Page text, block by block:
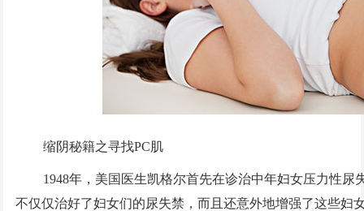
缩阴秘籍之寻找PC肌
1948年，美国医生凯格尔首先在诊治中年妇女压力性
不仅仅治好了妇女们的尿失禁，而且还意外地增强了这些妇